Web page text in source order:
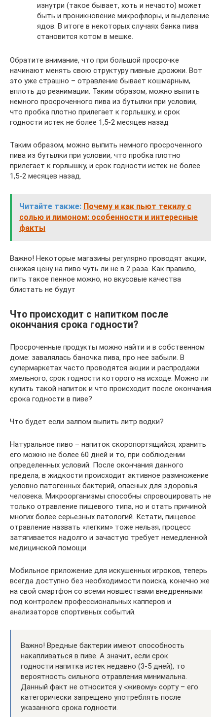
изнутри (такое бывает, хоть и нечасто) может
быть и проникновение микрофлоры, и выделение
ядов. В итоге в некоторых случаях банка пива
становится котом в мешке.
Обратите внимание, что при большой просрочке
начинают менять свою структуру пивные дрожжи. Вот
это уже страшно – отравление бывает кошмарным,
вплоть до реанимации. Таким образом, можно выпить
немного просроченного пива из бутылки при условии,
что пробка плотно прилегает к горлышку, и срок
годности истек не более 1,5-2 месяцев назад
Таким образом, можно выпить немного просроченного
пива из бутылки при условии, что пробка плотно
прилегает к горлышку, и срок годности истек не более
1,5-2 месяцев назад.
Читайте также: Почему и как пьют текилу с
солью и лимоном: особенности и интересные
факты
Важно! Некоторые магазины регулярно проводят акции,
снижая цену на пиво чуть ли не в 2 раза. Как правило,
пить такое пенное можно, но вкусовые качества
блистать не будут
Что происходит с напитком после
окончания срока годности?
Просроченные продукты можно найти и в собственном
доме: завалялась баночка пива, про нее забыли. В
супермаркетах часто проводятся акции и распродажи
хмельного, срок годности которого на исходе. Можно ли
купить такой напиток и что происходит после окончания
срока годности в пиве?
Что будет если залпом выпить литр водки?
Натуральное пиво – напиток скоропортящийся, хранить
его можно не более 60 дней и то, при соблюдении
определенных условий. После окончания данного
предела, в жидкости происходит активное размножение
условно патогенных бактерий, опасных для здоровья
человека. Микроорганизмы способны спровоцировать не
только отравление пищевого типа, но и стать причиной
многих более серьезных патологий. Кстати, пищевое
отравление назвать «легким» тоже нельзя, процесс
затягивается надолго и зачастую требует немедленной
медицинской помощи.
Мобильное приложение для искушенных игроков, теперь
всегда доступно без необходимости поиска, конечно же
на свой смартфон со всеми новшествами внедренными
под контролем профессиональных капперов и
анализаторов спортивных событий.
Важно! Вредные бактерии имеют способность
накапливаться в пиве. А значит, если срок
годности напитка истек недавно (3-5 дней), то
вероятность сильного отравления минимальна.
Данный факт не относится у «живому» сорту – его
категорически запрещено употреблять после
указанного срока годности.